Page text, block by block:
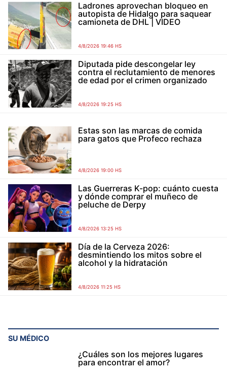
Ladrones aprovechan bloqueo en
autopista de Hidalgo para saquear
camioneta de DHL | VIDEO
4/8/2026 19:46 HS
Diputada pide descongelar ley
contra el reclutamiento de menores
de edad por el crimen organizado
4/8/2026 19:25 HS
Estas son las marcas de comida
para gatos que Profeco rechaza
4/8/2026 19:00 HS
Las Guerreras K-pop: cuánto cuesta
y dónde comprar el muñeco de
peluche de Derpy
4/8/2026 13:25 HS
Día de la Cerveza 2026:
desmintiendo los mitos sobre el
alcohol y la hidratación
4/8/2026 11:25 HS
SU MÉDICO
¿Cuáles son los mejores lugares
para encontrar el amor?